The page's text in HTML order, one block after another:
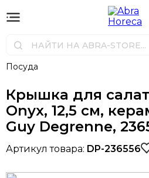
Посуда
Крышка для
Onyx, 12,5 см,
Guy Degrenne,
Артикул товара: DP-236556